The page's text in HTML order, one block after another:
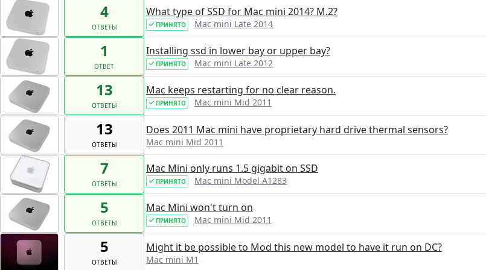
4
ОТВЕТЫ
What type of SSD for Mac mini 2014? M.2?
ПРИНЯТО Mac mini Late 2014
1
ОТВЕТ
Installing ssd in lower bay or upper bay?
ПРИНЯТО Mac mini Late 2012
13
ОТВЕТЫ
Mac keeps restarting for no clear reason.
ПРИНЯТО Mac mini Mid 2011
13
ОТВЕТЫ
Does 2011 Mac mini have proprietary hard drive thermal sensors?
Mac mini Mid 2011
7
ОТВЕТЫ
Mac Mini only runs 1.5 gigabit on SSD
ПРИНЯТО Mac mini Model A1283
5
ОТВЕТЫ
Mac Mini won't turn on
ПРИНЯТО Mac mini Mid 2011
5
ОТВЕТЫ
Might it be possible to Mod this new model to have it run on DC?
Mac mini M1